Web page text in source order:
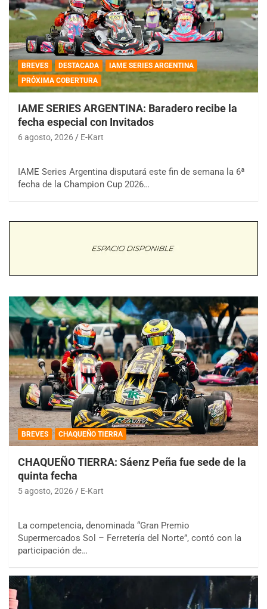
BREVES DESTACADA
IAME SERIES ARGENTINA
PRÓXIMA COBERTURA
IAME SERIES ARGENTINA: Baradero recibe la
fecha especial con Invitados
6 agosto, 2026 E-Kart
IAME Series Argentina disputará este fin de semana la 6ª
fecha de la Champion Cup 2026…
BREVES CHAQUEÑO TIERRA
CHAQUEÑO TIERRA: Sáenz Peña fue sede de la
quinta fecha
5 agosto, 2026 E-Kart
La competencia, denominada “Gran Premio
Supermercados Sol – Ferretería del Norte”, contó con la
participación de…